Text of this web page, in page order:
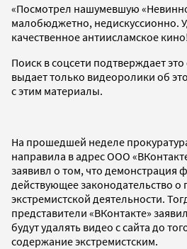
«Посмотрел нашумевшую
малобюджетно, недискуссионно.
качественное антиисламское
Поиск в соцсети подтверждает
выдает только видеоролики об
с этим материалы.
На прошедшей неделе
направила в адрес ООО
заявивл о том, что демонстрация
действующее законодательство о
экстремистской деятельности.
представители «ВКонтакте»
будут удалять видео с сайта до
содержание экстремистским.